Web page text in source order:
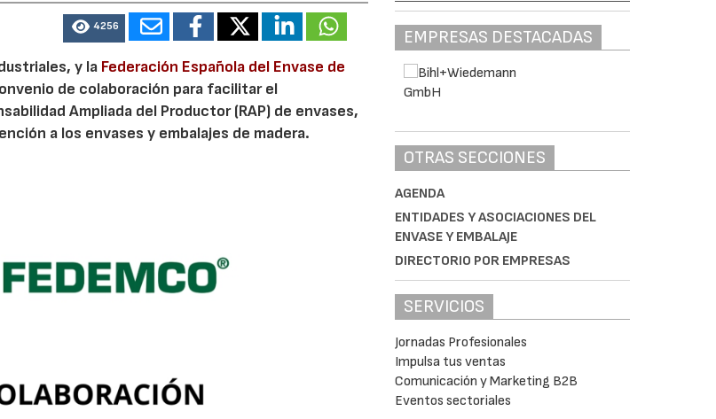
4256
y la Federación Española del Envase de
de colaboración para facilitar el
Ampliada del Productor (RAP) de envases,
a los envases y embalajes de madera.
EMPRESAS DESTACADAS
OTRAS SECCIONES
AGENDA
ENTIDADES Y ASOCIACIONES DEL
ENVASE Y EMBALAJE
DIRECTORIO POR EMPRESAS
SERVICIOS
Jornadas Profesionales
Impulsa tus ventas
Comunicación y Marketing B2B
Eventos sectoriales